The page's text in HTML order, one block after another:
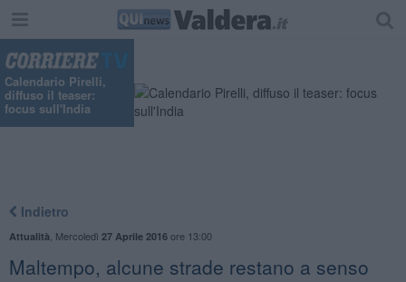
Calendario Pirelli,
diffuso il teaser:
focus sull'India
Indietro
Attualità Mercoledì 27 Aprile 2016ore 13:00
Maltempo, alcune strade restano a senso